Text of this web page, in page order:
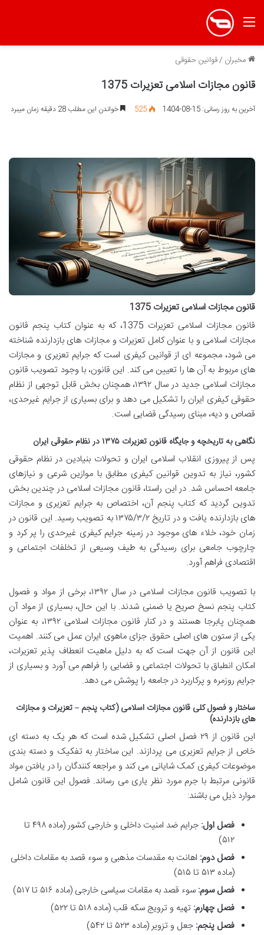
منو
مخبران /قوانین حقوقی
قانون مجازات اسلامی تعزیرات 1375
آخرین به روز رسانی: 15-08-1404 525 خواندن این مطلب 28 دقیقه زمان میبرد
قانون مجازات اسلامی تعزیرات 1375
قانون مجازات اسلامی تعزیرات 1375، که به عنوان کتاب پنجم قانون
مجازات اسلامی و با عنوان کامل تعزیرات و مجازات های بازدارنده شناخته
می شود، مجموعه ای از قوانین کیفری است که جرایم تعزیری و مجازات
های مربوط به آن ها را تعیین می کند. این قانون، با وجود تصویب قانون
مجازات اسلامی جدید در سال ۱۳۹۲، همچنان بخش قابل توجهی از نظام
حقوقی کیفری ایران را تشکیل می دهد و برای بسیاری از جرایم غیرحدی،
قصاص و دیه، مبنای رسیدگی قضایی است.
نگاهی به تاریخچه و جایگاه قانون تعزیرات ۱۳۷۵ در نظام حقوقی ایران
پس از پیروزی انقلاب اسلامی ایران و تحولات بنیادین در نظام حقوقی
کشور، نیاز به تدوین قوانین کیفری مطابق با موازین شرعی و نیازهای
جامعه احساس شد. در این راستا، قانون مجازات اسلامی در چندین بخش
تدوین گردید که کتاب پنجم آن، اختصاص به جرایم تعزیری و مجازات
های بازدارنده یافت و در تاریخ ۱۳۷۵/۳/۲ به تصویب رسید. این قانون در
زمان خود، خلاء های موجود در زمینه جرایم کیفری غیرحدی را پر کرد و
چارچوب جامعی برای رسیدگی به طیف وسیعی از تخلفات اجتماعی و
اقتصادی فراهم آورد.
با تصویب قانون مجازات اسلامی در سال ۱۳۹۲، برخی از مواد و فصول
کتاب پنجم نسخ صریح یا ضمنی شدند. با این حال، بسیاری از مواد آن
همچنان پابرجا هستند و در کنار قانون مجازات اسلامی ۱۳۹۲، به عنوان
یکی از ستون های اصلی حقوق جزای ماهوی ایران عمل می کنند. اهمیت
این قانون از آن جهت است که به دلیل ماهیت انعطاف پذیر تعزیرات،
امکان انطباق با تحولات اجتماعی و قضایی را فراهم می آورد و بسیاری از
جرایم روزمره و پرکاربرد در جامعه را پوشش می دهد.
ساختار و فصول کلی قانون مجازات اسلامی (کتاب پنجم – تعزیرات و مجازات
های بازدارنده)
این قانون از ۲۹ فصل اصلی تشکیل شده است که هر یک به دسته ای
خاص از جرایم تعزیری می پردازند. این ساختار به تفکیک و دسته بندی
موضوعات کیفری کمک شایانی می کند و مراجعه کنندگان را در یافتن مواد
قانونی مرتبط با جرم مورد نظر یاری می رساند. فصول این قانون شامل
موارد ذیل می باشند:
فصل اول:
جرایم ضد امنیت داخلی و خارجی کشور (ماده ۴۹۸ تا
۵۱۲)
فصل دوم: اهانت به مقدسات مذهبی و سوء قصد به مقامات داخلی
(ماده ۵۱۳ تا ۵۱۵)
فصل سوم: سوء قصد به مقامات سیاسی خارجی (ماده ۵۱۶ تا ۵۱۷)
فصل چهارم: تهیه و ترویج سکه قلب (ماده ۵۱۸ تا ۵۲۲)
فصل پنجم: جعل و تزویر (ماده ۵۲۳ تا ۵۴۲)